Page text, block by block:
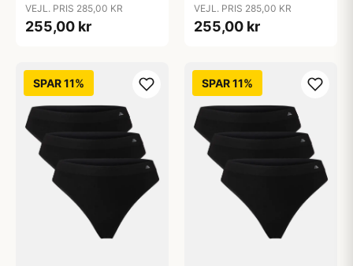
Bambusviskose, 1-års
Anti-Hul Garanti, Oeko-
VEJL. PRIS 285,00 KR
255,00 kr
VEJL. PRIS 285,00 KR
255,00 kr
SPAR 11% SPAR 11%